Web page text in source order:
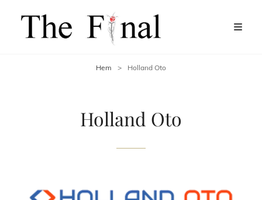
Hem > Holland Oto
Holland Oto